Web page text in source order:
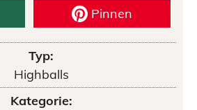
Pinnen
Typ:
Highballs
Kategorie: